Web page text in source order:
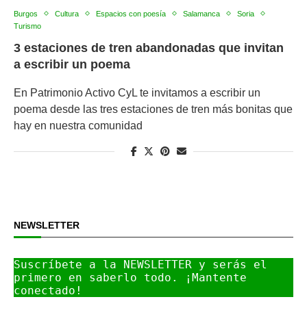
Burgos Cultura Espacios con poesía Salamanca
Soria
Turismo
3 estaciones de tren abandonadas que invitan
a escribir un poema
En Patrimonio Activo CyL te invitamos a escribir un
poema desde las tres estaciones de tren más bonitas que
hay en nuestra comunidad
NEWSLETTER
Suscríbete a la NEWSLETTER y serás el
primero en saberlo todo. ¡Mantente
conectado!